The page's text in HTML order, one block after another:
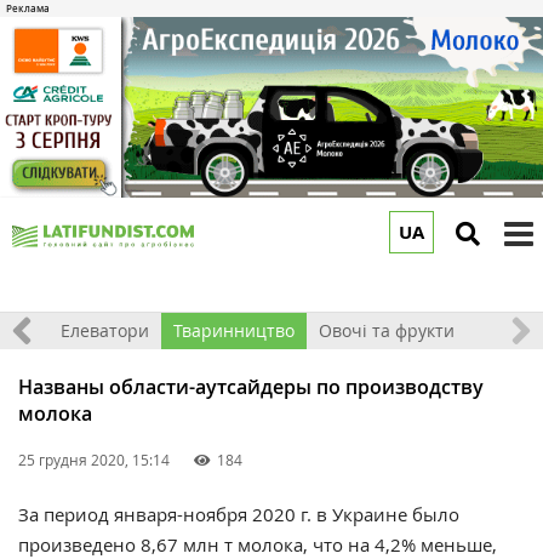
UA
Елеватори Тваринництво Овочі та фрукти
Названы области-аутсайдеры по производству
молока
25 грудня 2020, 15:14 184
За период января-ноября 2020 г. в Украине было
произведено 8,67 млн т молока, что на 4,2% меньше,